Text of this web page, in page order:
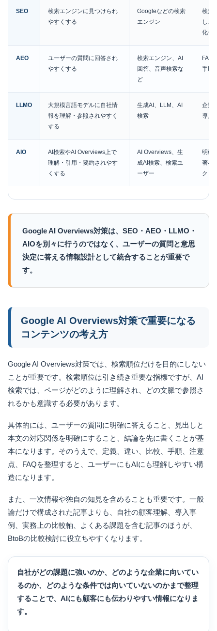
SEO
検索エンジンに見つけられ
やすくする
Googleなどの検索
エンジン
検索
し、
化デ
AEO
ユーザーの質問に回答され
やすくする
検索エンジン、AI
回答、音声検索な
ど
FAQ
手順
LLMO
大規模言語モデルに自社情
報を理解・参照されやすく
する
生成AI、LLM、AI
検索
企業
導入
AIO
AI検索やAI Overviews上で
理解・引用・要約されやす
くする
AI Overviews、生
成AI検索、検索ユ
ーザー
明確
著者
ク
Google AI Overviews対策は、SEO・AEO・LLMO・
AIOを別々に行うのではなく、ユーザーの質問と意思
決定に答える情報設計として統合することが重要で
す。
Google AI Overviews対策で重要になる
コンテンツの考え方
Google AI Overviews対策では、検索順位だけを目的にしない
ことが重要です。検索順位は引き続き重要な指標ですが、AI
検索では、ページがどのように理解され、どの文脈で参照さ
れるかも意識する必要があります。
具体的には、ユーザーの質問に明確に答えること、見出しと
本文の対応関係を明確にすること、結論を先に書くことが基
本になります。そのうえで、定義、違い、比較、手順、注意
点、FAQを整理すると、ユーザーにもAIにも理解しやすい構
造になります。
また、一次情報や独自の知見を含めることも重要です。一般
論だけで構成された記事よりも、自社の顧客理解、導入事
例、実務上の比較軸、よくある課題を含む記事のほうが、
BtoBの比較検討に役立ちやすくなります。
自社がどの課題に強いのか、どのような企業に向いてい
るのか、どのような条件では向いていないのかまで整理
することで、AIにも顧客にも伝わりやすい情報になりま
す。